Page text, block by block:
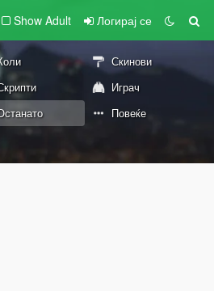
Show Adult Логирај се
Скинови
Играч
Повеќе